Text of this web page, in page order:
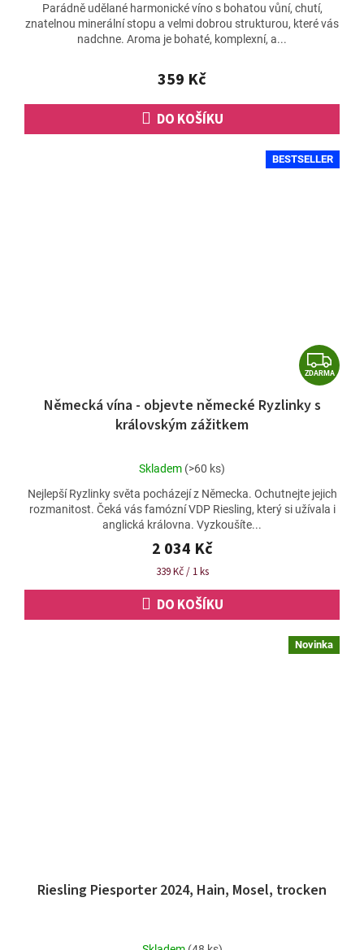
produktu
je
5,0
5
hvězdiček.
359 Kč
DO KOŠÍKU
Parádně udělané harmonické víno s bohatou vůní, chutí,
znatelnou minerální stopu a velmi dobrou strukturou, které vás
nadchne. Aroma je bohaté, komplexní, a...
BESTSELLER
Z
D
ZDARMA
Německá vína - objevte německé Ryzlinky s
královským zážitkem
Průměrné
produktu
je
5,0
z
5
hvězdiček.
Skladem (>60 ks)
2 034 Kč
Měrná
339 Kč / 1 ks
DO KOŠÍKU
Nejlepší Ryzlinky světa pocházejí z Německa. Ochutnejte jejich
rozmanitost. Čeká vás famózní VDP Riesling, který si užívala i
anglická královna. Vyzkoušíte...
Novinka
Riesling Piesporter 2024, Hain, Mosel, trocken